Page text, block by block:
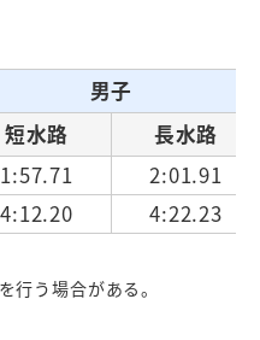
男子
短水路
長水路
1:57.71
2:01.91
4:12.20 4:22.23
う場合がある。